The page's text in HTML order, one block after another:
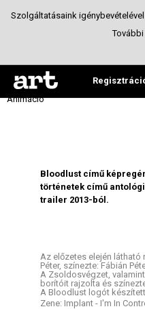
Bloodlust -
képregény trailer)
Animáció
Bloodlust című
történetek című
trailer 2013-ból.
Az előzetes elején látható
Péter, színezte: Fábián
A Zsoldosvégzet,
borítóit rajzolta és
A Bloodlust logót
Zene: Implant - I'm In
Szolgáltatásaink